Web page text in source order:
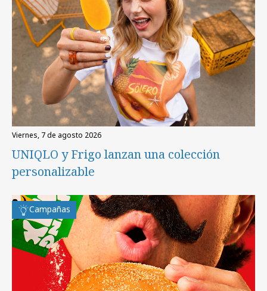
viernes, 7 de agosto 2026
UNIQLO y Frigo lanzan una colección
personalizable
Campañas